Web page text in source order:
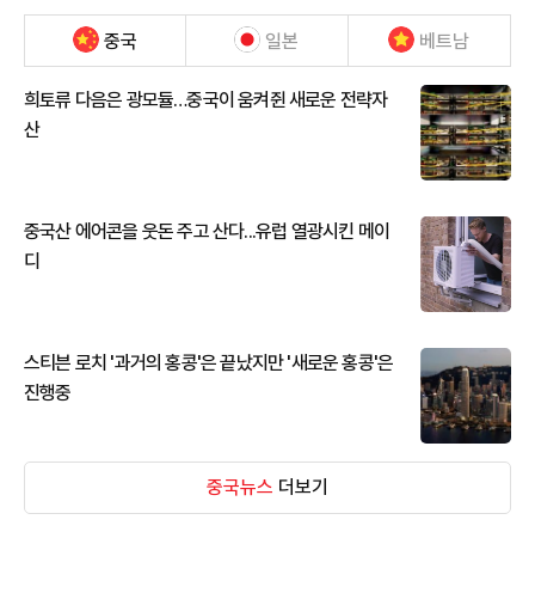
중국 일본 베트남
희토류 다음은 광모듈…중국이 움켜쥔 새로운 전략자
산
중국산 에어콘을 웃돈 주고 산다...유럽 열광시킨 메이
디
스티븐 로치 '과거의 홍콩'은 끝났지만 '새로운 홍콩'은
진행중
중국뉴스 더보기